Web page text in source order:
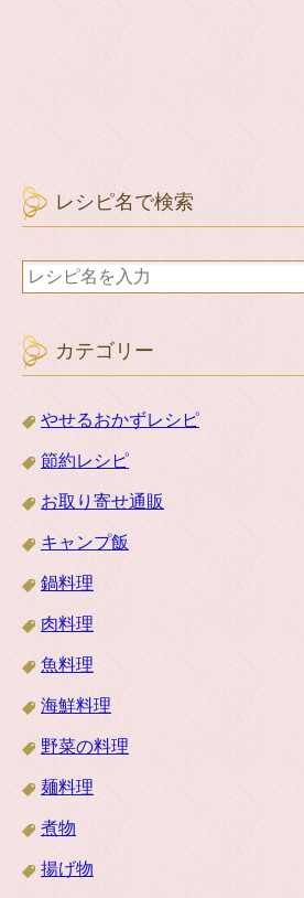
レシピ名で検索
カテゴリー
やせるおかずレシピ
節約レシピ
お取り寄せ通販
キャンプ飯
鍋料理
肉料理
魚料理
海鮮料理
野菜の料理
麺料理
煮物
揚げ物